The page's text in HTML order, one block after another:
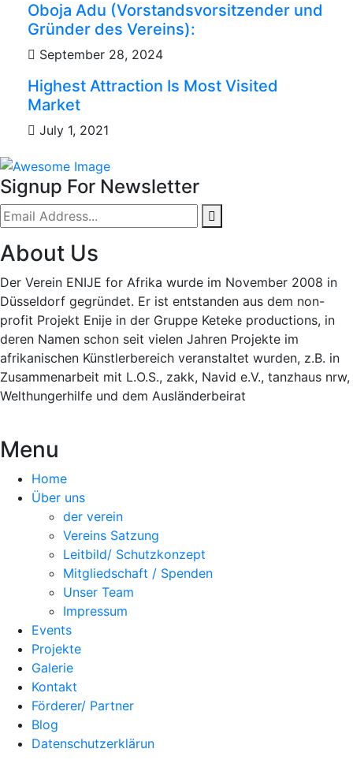
Oboja Adu (Vorstandsvorsitzender und
Gründer des Vereins):
September 28, 2024
Highest Attraction Is Most Visited
Market
July 1, 2021
Signup For Newsletter
About Us
Der Verein ENIJE for Afrika wurde im November 2008 in
Düsseldorf gegründet. Er ist entstanden aus dem non-
profit Projekt Enije in der Gruppe Keteke productions, in
deren Namen schon seit vielen Jahren Projekte im
afrikanischen Künstlerbereich veranstaltet wurden, z.B. in
Zusammenarbeit mit L.O.S., zakk, Navid e.V., tanzhaus nrw,
Welthungerhilfe und dem Ausländerbeirat
Menu
Home
Über uns
der verein
Vereins Satzung
Leitbild/ Schutzkonzept
Mitgliedschaft / Spenden
Unser Team
Impressum
Events
Projekte
Galerie
Kontakt
Förderer/ Partner
Blog
Datenschutzerklärun